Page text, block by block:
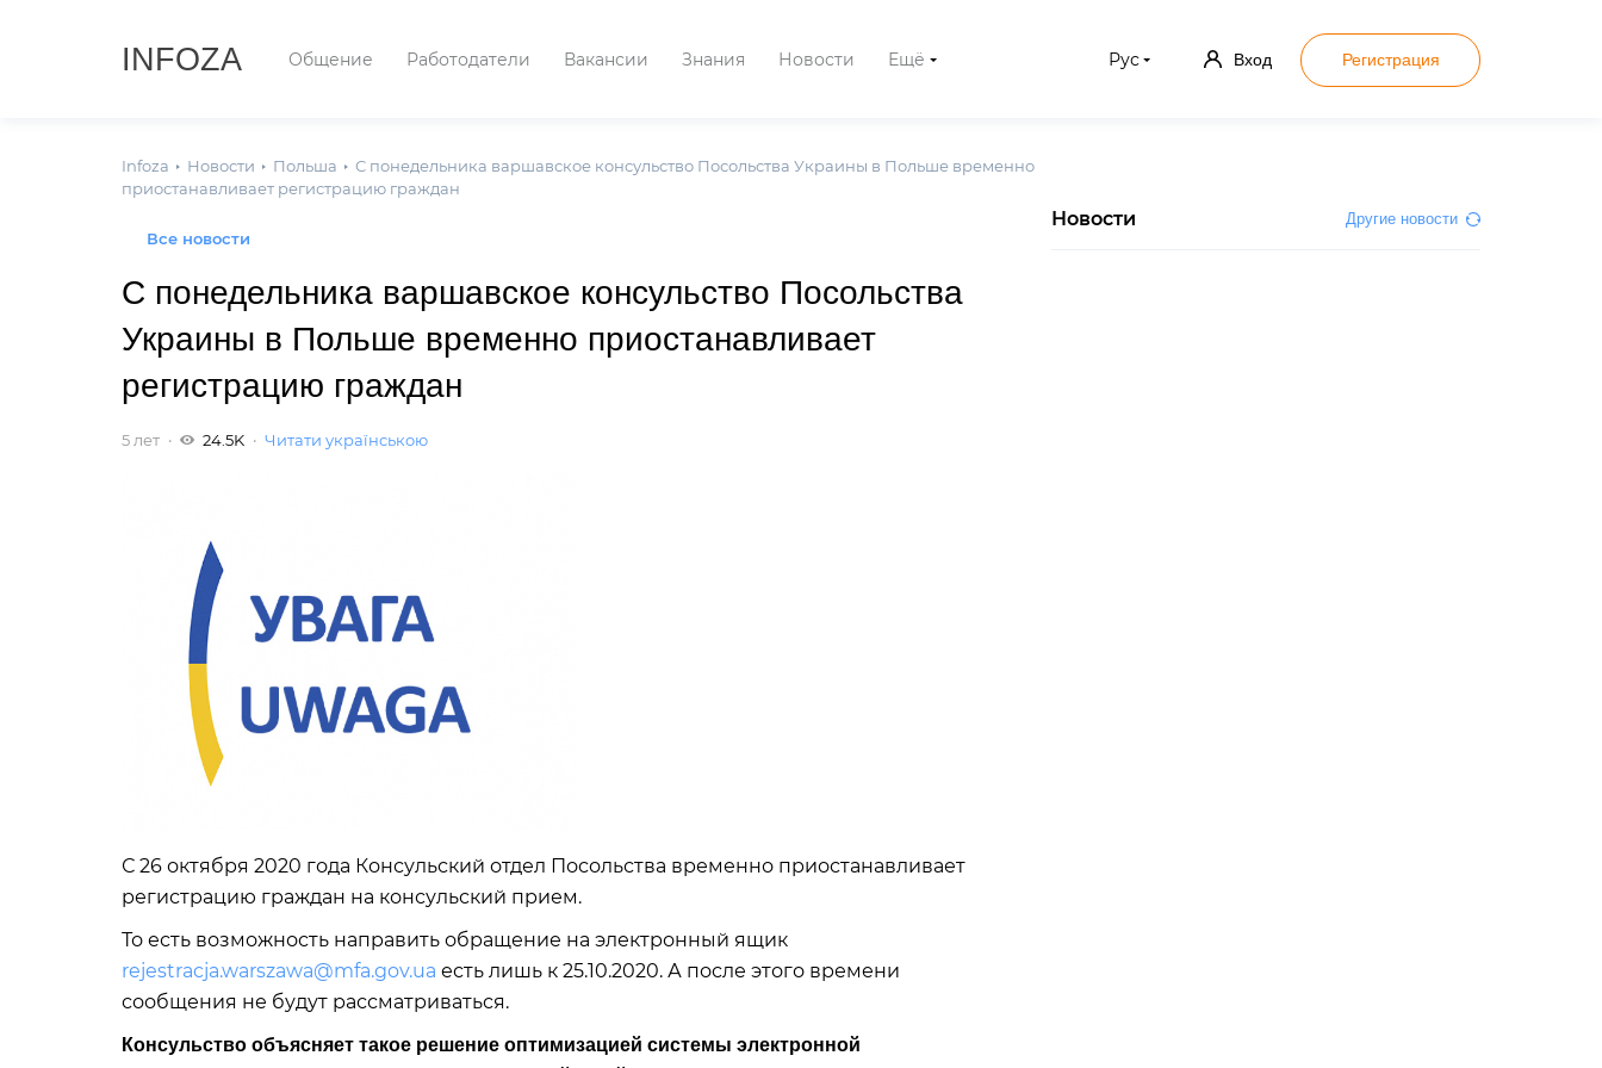
INFOZA Общение Работодатели Вакансии Знания Новости Ещё Рус Вход Регистрация
Infoza Новости Польша
С понедельника варшавское консульство Посольства Украины в Польше временно
приостанавливает регистрацию граждан
Все новости
С понедельника варшавское консульство Посольства
Украины в Польше временно приостанавливает
регистрацию граждан
5 лет 24.5K Читати українською
С 26 октября 2020 года Консульский отдел Посольства временно приостанавливает
регистрацию граждан на консульский прием.
То есть возможность направить обращение на электронный ящик
rejestracja.warszawa@mfa.gov.ua есть лишь к 25.10.2020. А после этого времени
сообщения не будут рассматриваться.
Консульство объясняет такое решение оптимизацией системы электронной
Новости Другие новости